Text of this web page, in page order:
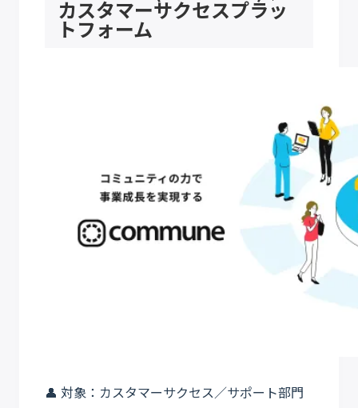
カスタマーサクセスプラッ
トフォーム
👤 対象：カスタマーサクセス／サポート部門